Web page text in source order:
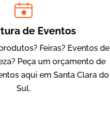
de Eventos
Feiras? Eventos de
Peça um orçamento de
aqui em Santa Clara do
Sul.